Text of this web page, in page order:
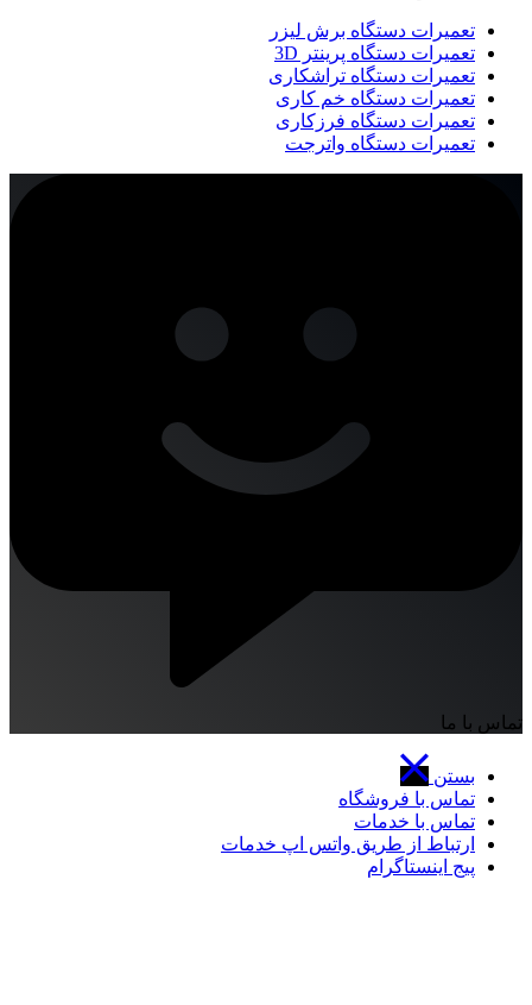
تعمیرات دستگاه برش لیزر
تعمیرات دستگاه پرینتر 3D
تعمیرات دستگاه تراشکاری
تعمیرات دستگاه خم کاری
تعمیرات دستگاه فرزکاری
تعمیرات دستگاه واترجت
تماس با ما
بستن
تماس با فروشگاه
تماس با خدمات
ارتباط از طریق واتس اپ خدمات
پیج اینستاگرام